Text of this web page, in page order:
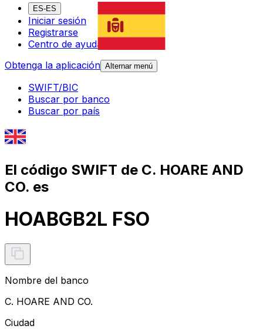
ES-ES
Iniciar sesión
Registrarse
Centro de ayuda
Obtenga la aplicación Alternar menú
SWIFT/BIC
Buscar por banco
Buscar por país
El código SWIFT de C. HOARE AND
CO. es
HOABGB2L FSO
Nombre del banco
C. HOARE AND CO.
Ciudad